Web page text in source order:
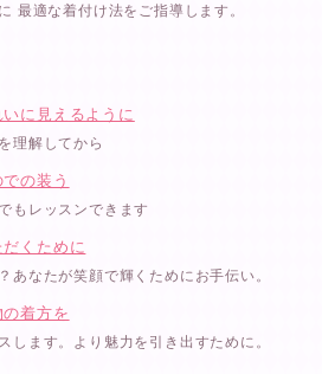
最適な着付け法をご指導します。
に見えるように
理解してから
の装う
もレッスンできます
くために
あなたが笑顔で輝くためにお手伝い。
着方を
します。より魅力を引き出すために。